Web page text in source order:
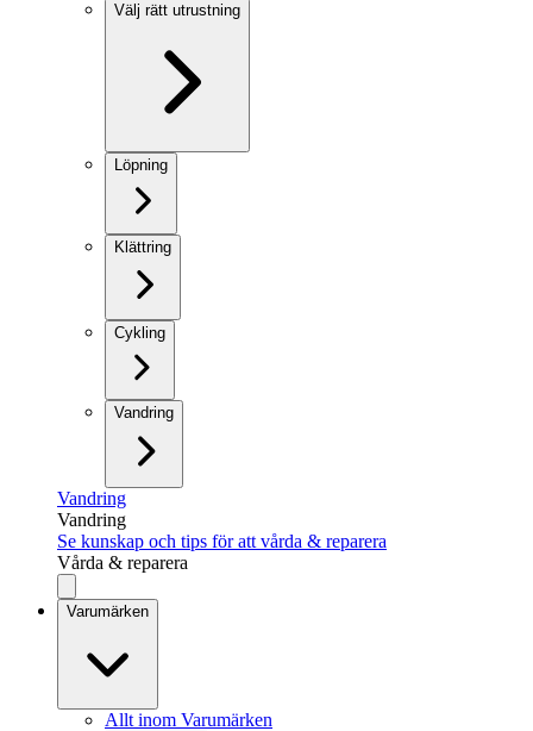
Välj rätt utrustning
Löpning
Klättring
Cykling
Vandring
Vandring
Vandring
Se kunskap och tips för att vårda & reparera
Vårda & reparera
Varumärken
Allt inom Varumärken